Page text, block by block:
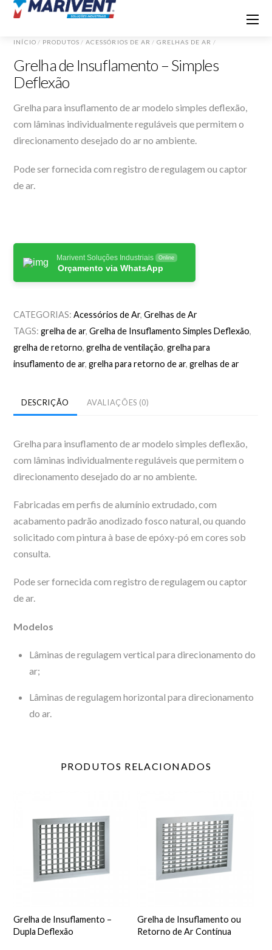
INÍCIO/ PRODUTOS /ACESSÓRIOS DE AR / GRELHAS DE AR /
Grelha de Insuflamento – Simples
Deflexão
Grelha para insuflamento de ar modelo simples deflexão,
com lâminas individualmente reguláveis que permitem o
direcionamento desejado do ar no ambiente.
Pode ser fornecida com registro de regulagem ou captor
de ar.
Marivent Soluções Industriais Online
Orçamento via WhatsApp
CATEGORIAS:Acessórios de Ar,Grelhas de Ar
TAGS:grelha de ar,Grelha de Insuflamento Simples Deflexão,
grelha de retorno,grelha de ventilação,grelha para
insuflamento de ar,grelha para retorno de ar,grelhas de ar
DESCRIÇÃO AVALIAÇÕES (0)
Grelha para insuflamento de ar modelo simples deflexão,
com lâminas individualmente reguláveis que permitem o
direcionamento desejado do ar no ambiente.
Fabricadas em perfis de alumínio extrudado, com
acabamento padrão anodizado fosco natural, ou quando
solicitado com pintura à base de epóxy-pó em cores sob
consulta.
Pode ser fornecida com registro de regulagem ou captor
de ar.
Modelos
Lâminas de regulagem vertical para direcionamento do
ar;
Lâminas de regulagem horizontal para direcionamento
do ar.
PRODUTOS RELACIONADOS
Grelha de Insuflamento –
Dupla Deflexão
Grelha de Insuflamento ou
Retorno de Ar Contínua